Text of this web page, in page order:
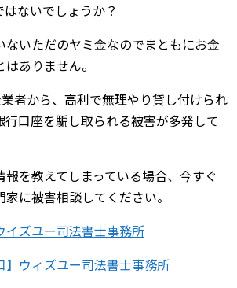
ないでしょうか？
ないただのヤミ金なのでまともにお金
ありません。
者から、高利で無理やり貸し付けられ
行口座を騙し取られる被害が多発して
を教えてしまっている場合、今すぐ
に被害相談してください。
イズユー司法書士事務所
】ウィズユー司法書士事務所